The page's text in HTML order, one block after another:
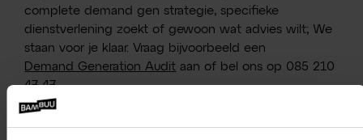
complete demand gen strategie, specifieke
dienstverlening zoekt of gewoon wat advies wilt; We
staan voor je klaar. Vraag bijvoorbeeld een
Demand Generation Audit aan of bel ons op 085 210
47 47.